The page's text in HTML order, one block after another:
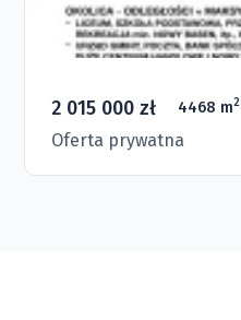
2 015 000 zł 4468 m2
Oferta prywatna